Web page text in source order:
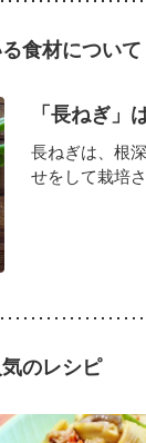
食材について
「長ねぎ」
長ねぎは、根
せをして栽培
のレシピ